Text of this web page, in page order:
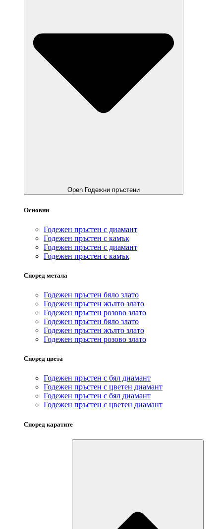
Open Годежни пръстени
Основни
Годежен пръстен с диамант
Годежен пръстен с камък
Годежен пръстен с диамант
Годежен пръстен с камък
Според метала
Годежен пръстен бяло злато
Годежен пръстен жълто злато
Годежен пръстен розово злато
Годежен пръстен бяло злато
Годежен пръстен жълто злато
Годежен пръстен розово злато
Според цвета
Годежен пръстен с бял диамант
Годежен пръстен с цветен диамант
Годежен пръстен с бял диамант
Годежен пръстен с цветен диамант
Според каратите